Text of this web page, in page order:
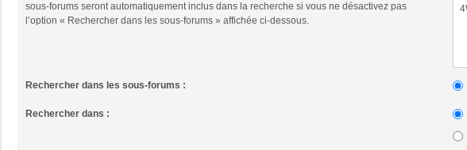
sous-forums seront automatiquement inclus dans la recherche si vous ne désactivez pas
l’option « Rechercher dans les sous-forums » affichée ci-dessous.
Rechercher dans les sous-forums :
Rechercher dans :